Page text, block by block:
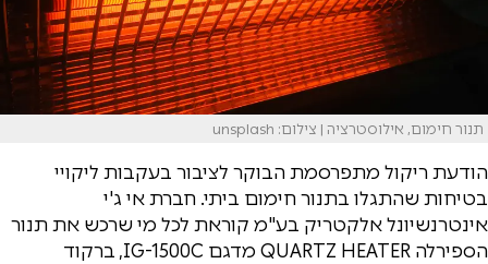
תנור חימום, אילוסטרציה | צילום: unsplash
הודעת ריקול מתפרסמת הבוקר לציבור בעקבות ליקויי
בטיחות שהתגלו בתנור חימום ביתי. חברת אי ג'י
אינטרנשיונל אלקטריק בע"מ קוראת לכל מי שרכש את תנור
הספירלה QUARTZ HEATER מדגם IG-1500C, ברקוד